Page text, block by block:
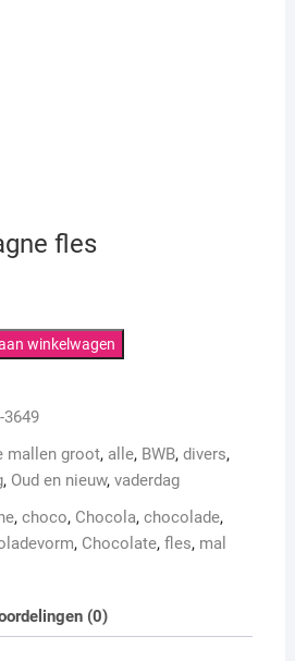
fles
winkelwagen
3649
mallen groot, alle, BWB, divers,
, Oud en nieuw, vaderdag
, choco, Chocola, chocolade,
, Chocolate, fles, mal
(0)